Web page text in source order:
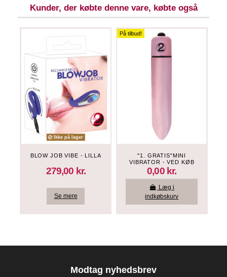
Kunder, der købte denne vare, købte også
Ikke på lager
BLOW JOB VIBE - LILLA
279,00 kr.
Se mere
På tilbud!
"1. GRATIS"MINI
VIBRATOR - VED KØB
OVER 200 KR
0,00 kr.
Læg i
indkøbskurv
Modtag nyhedsbrev